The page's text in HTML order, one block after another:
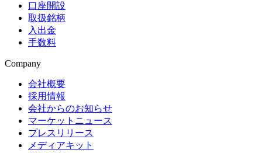
口座開設
取扱銘柄
入出金
手数料
Company
会社概要
採用情報
会社からのお知らせ
マーケットニュース
プレスリリース
メディアキット